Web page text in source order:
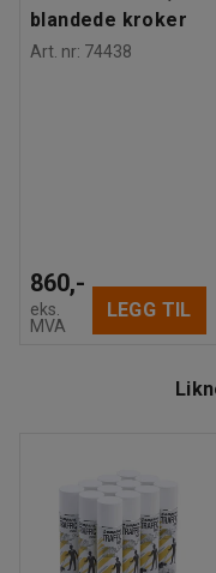
blandede kroker
Art. nr: 74438
860,-
eks.
MVA
LEGG TIL